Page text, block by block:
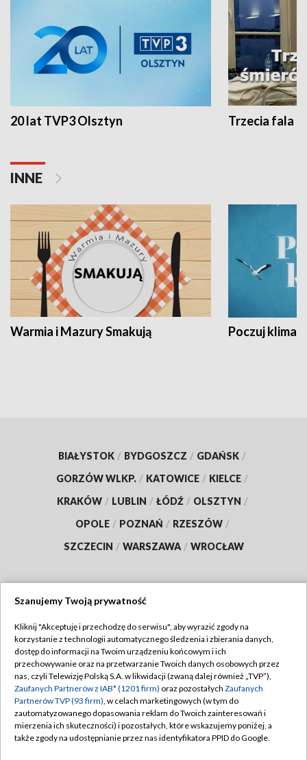
20 lat TVP3 Olsztyn Trzecia fala -
INNE
Warmia i Mazury Smakują Poczuj klimat
BIAŁYSTOK / BYDGOSZCZ / GDAŃSK /
GORZÓW WLKP. / KATOWICE / KIELCE /
KRAKÓW / LUBLIN / ŁÓDŹ / OLSZTYN /
OPOLE / POZNAŃ / RZESZÓW /
SZCZECIN / WARSZAWA / WROCŁAW
TVP
Abonament TVP
Emisja w TVP
Centrum informacji TVP
Naziemna Telewizja Cyfrowa
Regulamin TVP
Polityka prywatności
Moje zgody
Pomoc
Szanujemy Twoją prywatność
Kliknij "Akceptuję i przechodzę do serwisu", aby wyrazić zgody na
korzystanie z technologii automatycznego śledzenia i zbierania danych,
dostęp do informacji na Twoim urządzeniu końcowym i ich
przechowywanie oraz na przetwarzanie Twoich danych osobowych przez
nas, czyli Telewizję Polską S.A. w likwidacji (zwaną dalej również „TVP”),
Zaufanych Partnerów z IAB* (1201 firm) oraz pozostałych Zaufanych
Partnerów TVP (93 firm), w celach marketingowych (w tym do
zautomatyzowanego dopasowania reklam do Twoich zainteresowań i
mierzenia ich skuteczności) i pozostałych, które wskazujemy poniżej, a
także zgody na udostępnianie przez nas identyfikatora PPID do Google.